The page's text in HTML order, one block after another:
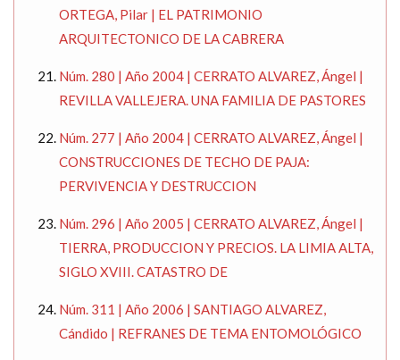
ORTEGA, Pilar | EL PATRIMONIO
ARQUITECTONICO DE LA CABRERA
Núm. 280 | Año 2004 | CERRATO ALVAREZ, Ángel |
REVILLA VALLEJERA. UNA FAMILIA DE PASTORES
Núm. 277 | Año 2004 | CERRATO ALVAREZ, Ángel |
CONSTRUCCIONES DE TECHO DE PAJA:
PERVIVENCIA Y DESTRUCCION
Núm. 296 | Año 2005 | CERRATO ALVAREZ, Ángel |
TIERRA, PRODUCCION Y PRECIOS. LA LIMIA ALTA,
SIGLO XVIII. CATASTRO DE
Núm. 311 | Año 2006 | SANTIAGO ALVAREZ,
Cándido | REFRANES DE TEMA ENTOMOLÓGICO